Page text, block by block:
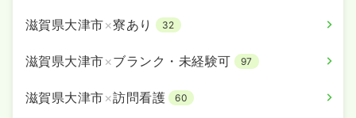
滋賀県大津市×寮あり 32
滋賀県大津市×ブランク・未経験可 97
滋賀県大津市×訪問看護 60